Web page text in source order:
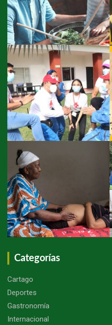
Categorías
Cartago
Deportes
Gastronomía
Internacional